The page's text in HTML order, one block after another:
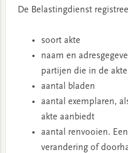
De Belastingdienst
soort akte
naam en
partijen die in de
aantal bladen
aantal exemplaren,
akte aanbiedt
aantal renvooien.
verandering of